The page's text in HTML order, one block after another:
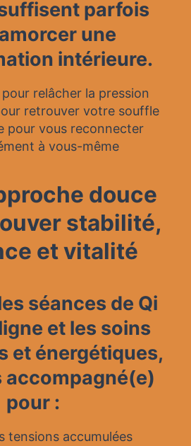
parfois
une
intérieure.
relâcher la pression
retrouver votre souffle
pour vous reconnecter
à vous-même
douce
stabilité,
et vitalité
séances de Qi
et les soins
et énergétiques,
accompagné(e)
pour :
tensions accumulées